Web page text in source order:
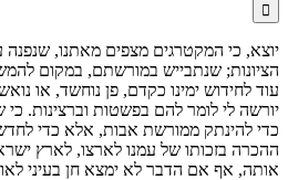

יוצא, כי המקטרגים מצפים מאתנו, שנפנה
הציונות; שנתבייש במורשתם, במקום
עוד לחידוש ימינו כקדם, פן נוחשד, או
יורשה לי לומר להם בפשטות וברצינות.
כדי להינתק ממורשת אבות, אלא כדי
ההכרה בזכותו של עמנו לארצו, לארץ
אותה, אף אם הדבר לא ימצא חן בעיני